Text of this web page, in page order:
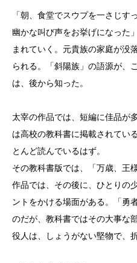
「朝、食堂でスウプを一さじす
幽かな叫び声をお挙げになった
まれていく。元貴族の家庭が没
られる。「斜陽族」の語源が、
は、後から知った。
太宰の作品では、短編に佳品が
は高校の教科書に掲載されてい
とんど読んでいるはず。
その教科書版では、「万歳、王
作品では、その後に、ひとりの
ントをかける場面がある。「勇
のだが、教科書ではその大事な
役人は、しょうがない堅物で、